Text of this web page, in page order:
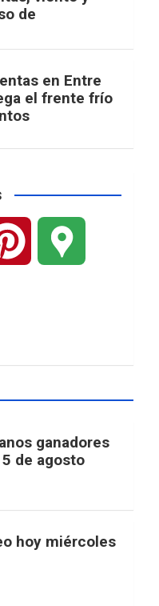
de
en Entre
el frente frío
ganadores
de agosto
hoy miércoles